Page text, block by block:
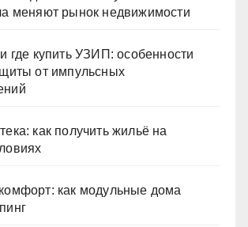
меняют рынок недвижимости
где купить УЗИП: особенности
от импульсных
как получить жильё на
как модульные дома